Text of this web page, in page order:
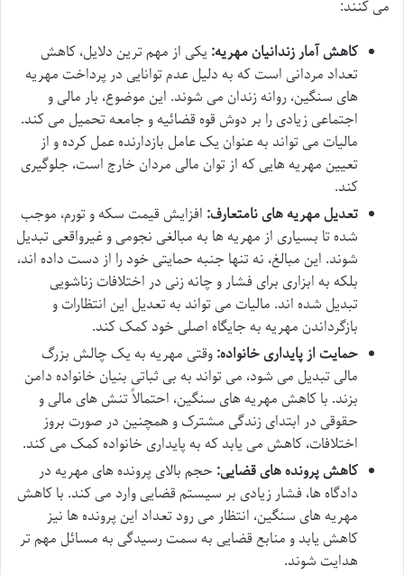
می کنند:
کاهش آمار زندانیان مهریه: یکی از مهم ترین دلایل، کاهش
تعداد مردانی است که به دلیل عدم توانایی در پرداخت مهریه
های سنگین، روانه زندان می شوند. این موضوع، بار مالی و
اجتماعی زیادی را بر دوش قوه قضائیه و جامعه تحمیل می کند.
مالیات می تواند به عنوان یک عامل بازدارنده عمل کرده و از
تعیین مهریه هایی که از توان مالی مردان خارج است، جلوگیری
کند.
تعدیل مهریه های نامتعارف: افزایش قیمت سکه و تورم، موجب
شده تا بسیاری از مهریه ها به مبالغی نجومی و غیرواقعی تبدیل
شوند. این مبالغ، نه تنها جنبه حمایتی خود را از دست داده اند،
بلکه به ابزاری برای فشار و چانه زنی در اختلافات زناشویی
تبدیل شده اند. مالیات می تواند به تعدیل این انتظارات و
بازگرداندن مهریه به جایگاه اصلی خود کمک کند.
حمایت از پایداری خانواده:وقتی مهریه به یک چالش بزرگ
مالی تبدیل می شود، می تواند به بی ثباتی بنیان خانواده دامن
بزند. با کاهش مهریه های سنگین، احتمالاً تنش های مالی و
حقوقی در ابتدای زندگی مشترک و همچنین در صورت بروز
اختلافات، کاهش می یابد که به پایداری خانواده کمک می کند.
کاهش پرونده های قضایی: حجم بالای پرونده های مهریه در
دادگاه ها، فشار زیادی بر سیستم قضایی وارد می کند. با کاهش
مهریه های سنگین، انتظار می رود تعداد این پرونده ها نیز
کاهش یابد و منابع قضایی به سمت رسیدگی به مسائل مهم تر
هدایت شوند.